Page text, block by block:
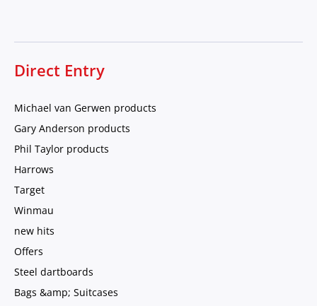
Direct Entry
Michael van Gerwen products
Gary Anderson products
Phil Taylor products
Harrows
Target
Winmau
new hits
Offers
Steel dartboards
Bags &amp; Suitcases